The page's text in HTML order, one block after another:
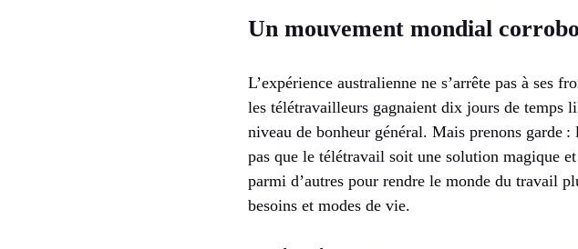
Un mouvement mondial
L’expérience australienne ne s’arrête pas à ses
les télétravailleurs gagnaient dix jours de temps
niveau de bonheur général. Mais prenons garde
pas que le télétravail soit une solution magique
parmi d’autres pour rendre le monde du travail
besoins et modes de vie.